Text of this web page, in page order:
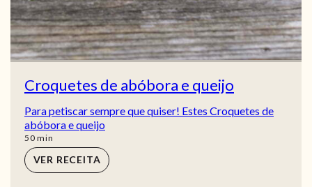
Croquetes de abóbora e queijo
Para petiscar sempre que quiser! Estes Croquetes de
abóbora e queijo
50min
min
VER RECEITA